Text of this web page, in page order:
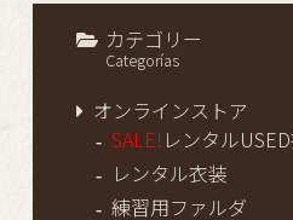
カテゴリー
Categorías
オンラインストア
SALE! レンタル
レンタル衣装
練習用ファルダ